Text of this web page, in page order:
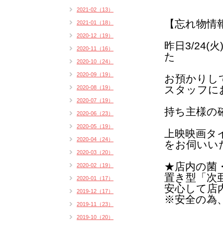
【忘れ物情
昨日3/24(
た
お預かりし
スタッフに
持ち主様の
上映映画
をお伺いい
★店内の菌
置き型「次
安心して店
※安全の為
2021-02（13）
2021-01（18）
2020-12（19）
2020-11（16）
2020-10（24）
2020-09（19）
2020-08（19）
2020-07（19）
2020-06（23）
2020-05（19）
2020-04（24）
2020-03（20）
2020-02（19）
2020-01（17）
2019-12（17）
2019-11（23）
2019-10（20）